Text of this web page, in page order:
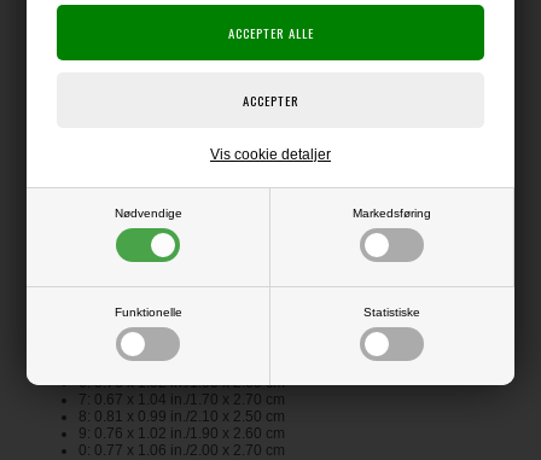
Nødvendige Markedsføring
Funktionelle Statistiske
Vis cookie detaljer
L: 0.25 x 1.01 in./0.60 x 2.60 cm
M: 1.03 x 0.88 in./2.60 x 2.20 cm
N: 0.66 x 0.81 in./1.70 x 2.10 cm
O: 0.77 x 0.85 in./1.90 x 2.10 cm
Q: 0.72 x 1.12 in./1.80 x 2.80 cm
R: 0.58 x 0.77 in./1.50 x 1.90 cm
T: 0.61 x 0.99 in./1.60 x 2.50 cm
U: 0.66 x 0.81 in./1.70 x 2.10 cm
X: 0.73 x 0.83 in./1.90 x 2.10 cm
Y: 0.68 x 1.13 in./1.70 x 2.90 cm
Z: 0.73 x 0.87 in./1.90 x 2.20 cm
2: 0.72 x 1.01 in./1.80 x 2.60 cm
3: 0.69 x 1.06 in./1.80 x 2.70 cm
4: 0.76 x 1.06 in./1.90 x 2.70 cm
5: 0.66 x 0.94 in./1.70 x 2.40 cm
6: 0.76 x 1.02 in./1.90 x 2.60 cm
7: 0.67 x 1.04 in./1.70 x 2.70 cm
8: 0.81 x 0.99 in./2.10 x 2.50 cm
9: 0.76 x 1.02 in./1.90 x 2.60 cm
0: 0.77 x 1.06 in./2.00 x 2.70 cm